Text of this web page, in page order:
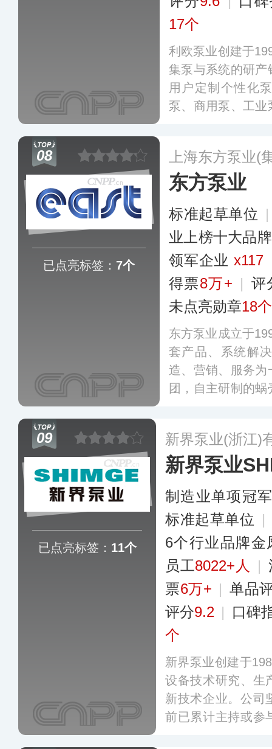
17个
利欧泵业创建于
集泵与系统的研
用户定制个性化
泵、商用泵、工
08
已点亮标签： 7个
上海东方泵业(
东方泵业
标准起草单位
业上榜十大品牌
领军企业x117
得票8万+ | 评
未点亮勋章18个
东方泵业成立于
套产品、系统解
造、营销、服务
团，自主研制的
得到应用，其在
机构，为广大客
09
已点亮标签： 11个
新界泵业(浙江)
新界泵业
制造业单项冠
标准起草单位 |
6个行业品牌金
员工8022+人 |
票6万+ | 单品
评分9.2 | 口碑
个
新界泵业创建于
设备技术研究、生
新技术企业。公司
前已累计主持或参